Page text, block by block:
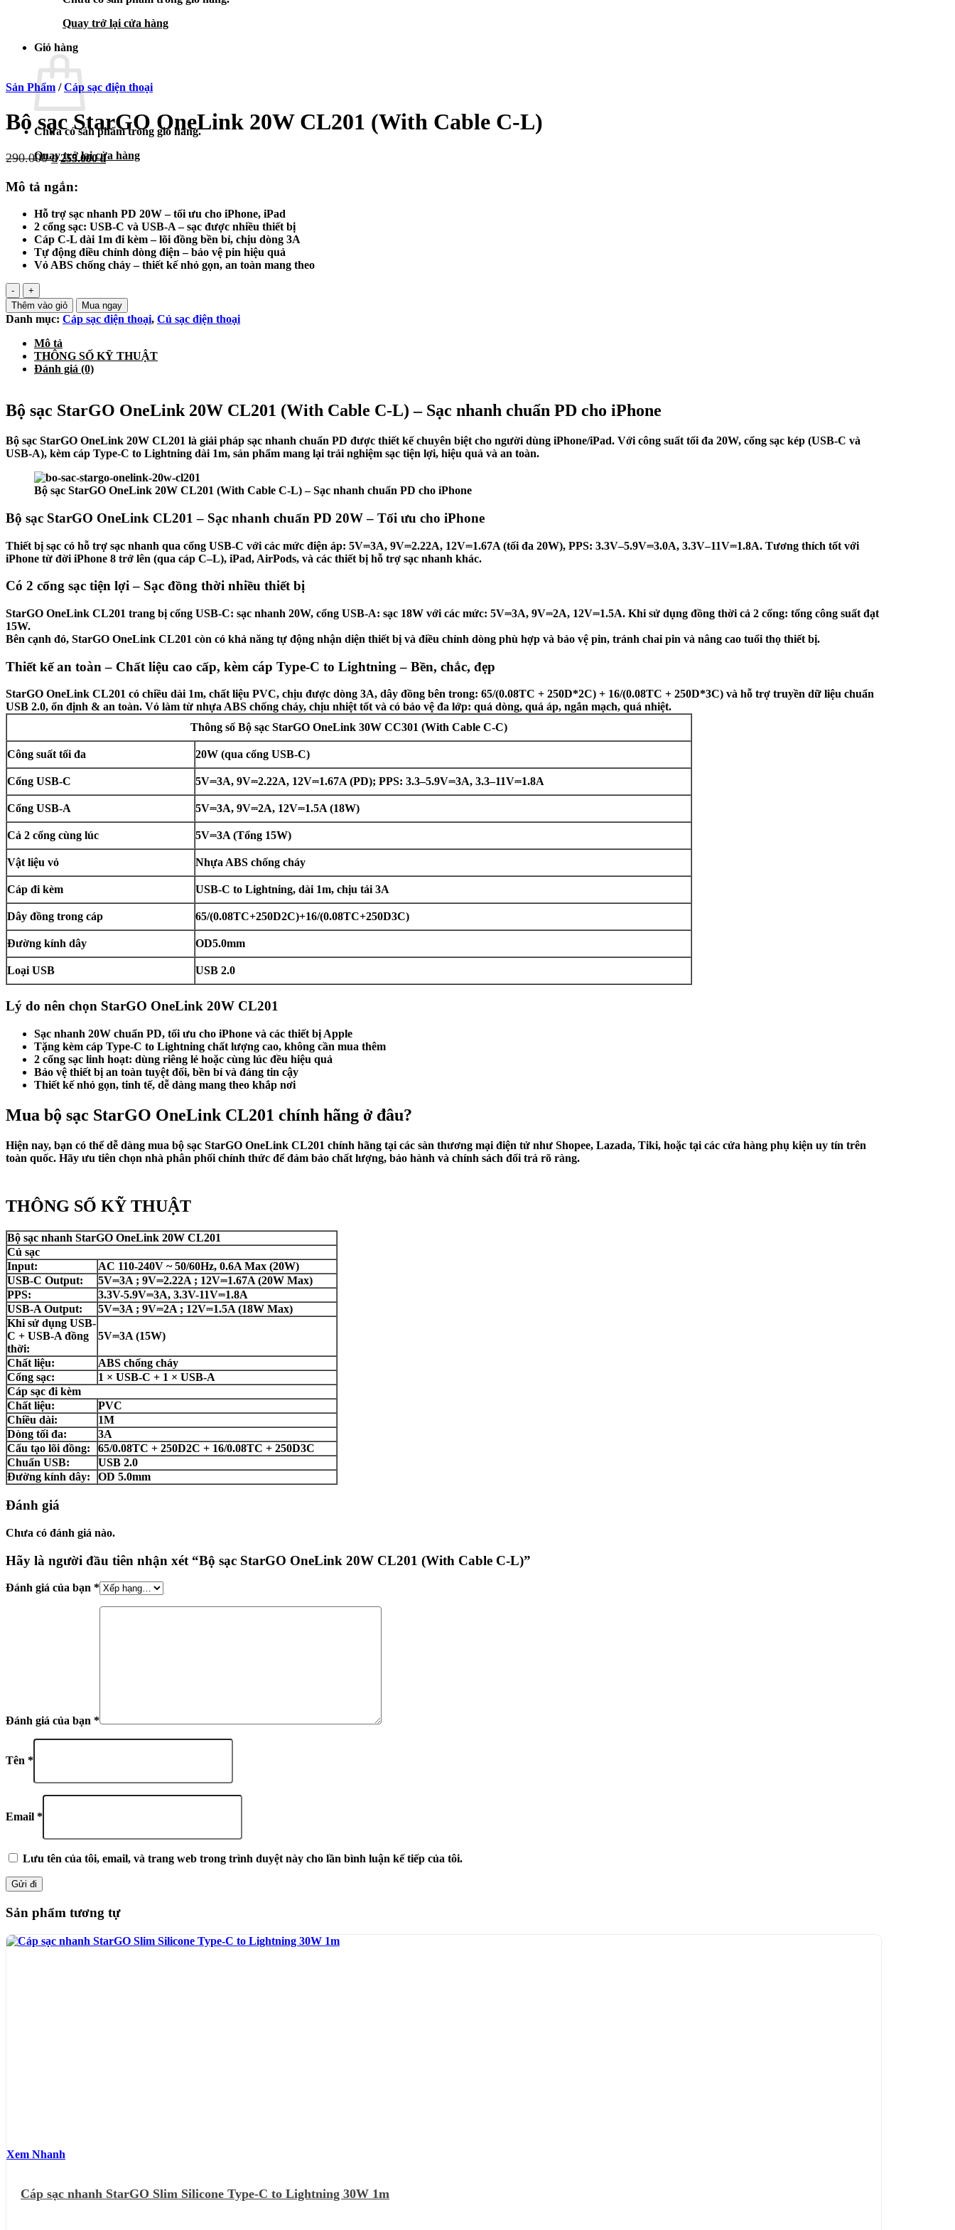
Quay trở lại cửa hàng
Giỏ hàng
Chưa có sản phẩm trong giỏ hàng.
Quay trở lại cửa hàng
Sản Phẩm / Cáp sạc điện thoại
Bộ sạc StarGO OneLink 20W CL201 (With Cable C-L)
290.000₫Giá
là:
290.000 ₫.
255.000₫Giá
255.000 ₫.
Mô tả ngắn:
Hỗ trợ sạc nhanh PD 20W – tối ưu cho iPhone, iPad
2 cổng sạc: USB-C và USB-A – sạc được nhiều thiết bị
Cáp C-L dài 1m đi kèm – lõi đồng bền bỉ, chịu dòng 3A
Tự động điều chỉnh dòng điện – bảo vệ pin hiệu quả
Vỏ ABS chống cháy – thiết kế nhỏ gọn, an toàn mang theo
Bộ
sạc
StarGO
OneLink
20W
CL201
(With
Cable
L)
số
Thêm vào giỏ Mua ngay
Danh mục: Cáp sạc điện thoại, Củ sạc điện thoại
Mô tả
THÔNG SỐ KỸ THUẬT
Đánh giá (0)
Bộ sạc StarGO OneLink 20W CL201 (With Cable C-L) – Sạc nhanh chuẩn PD cho iPhone
Bộ sạc StarGO OneLink 20W CL201 là giải pháp sạc nhanh chuẩn PD được thiết kế chuyên biệt cho người dùng iPhone/iPad. Với công suất tối đa 20W, cổng sạc kép (USB-C và
USB-A), kèm cáp Type-C to Lightning dài 1m, sản phẩm mang lại trải nghiệm sạc tiện lợi, hiệu quả và an toàn.
Bộ sạc StarGO OneLink 20W CL201 (With Cable C-L) – Sạc nhanh chuẩn PD cho iPhone
Bộ sạc StarGO OneLink CL201 – Sạc nhanh chuẩn PD 20W – Tối ưu cho iPhone
Thiết bị sạc có hỗ trợ sạc nhanh qua cổng USB-C với các mức điện áp: 5V⎓3A, 9V⎓2.22A, 12V⎓1.67A (tối đa 20W), PPS: 3.3V–5.9V⎓3.0A, 3.3V–11V⎓1.8A. Tương thích tốt với
iPhone từ đời iPhone 8 trở lên (qua cáp C–L), iPad, AirPods, và các thiết bị hỗ trợ sạc nhanh khác.
Có 2 cổng sạc tiện lợi – Sạc đồng thời nhiều thiết bị
StarGO OneLink CL201 trang bị cổng USB-C: sạc nhanh 20W, cổng USB-A: sạc 18W với các mức: 5V⎓3A, 9V⎓2A, 12V⎓1.5A. Khi sử dụng đồng thời cả 2 cổng: tổng công suất đạt
15W.
Bên cạnh đó, StarGO OneLink CL201 còn có khả năng tự động nhận diện thiết bị và điều chỉnh dòng phù hợp và bảo vệ pin, tránh chai pin và nâng cao tuổi thọ thiết bị.
Thiết kế an toàn – Chất liệu cao cấp, kèm cáp Type-C to Lightning – Bền, chắc, đẹp
StarGO OneLink CL201 có chiều dài 1m, chất liệu PVC, chịu được dòng 3A, dây đồng bên trong: 65/(0.08TC + 250D*2C) + 16/(0.08TC + 250D*3C) và hỗ trợ truyền dữ liệu chuẩn
USB 2.0, ổn định & an toàn. Vỏ làm từ nhựa ABS chống cháy, chịu nhiệt tốt và có bảo vệ đa lớp: quá dòng, quá áp, ngắn mạch, quá nhiệt.
Thông số Bộ sạc StarGO OneLink 30W CC301 (With Cable C-C)
Công suất tối đa 20W (qua cổng USB-C)
Cổng USB-C 5V⎓3A, 9V⎓2.22A, 12V⎓1.67A (PD); PPS: 3.3–5.9V⎓3A, 3.3–11V⎓1.8A
Cổng USB-A 5V⎓3A, 9V⎓2A, 12V⎓1.5A (18W)
Cả 2 cổng cùng lúc 5V⎓3A (Tổng 15W)
Vật liệu vỏ Nhựa ABS chống cháy
Cáp đi kèm USB-C to Lightning, dài 1m, chịu tải 3A
Dây đồng trong cáp 65/(0.08TC+250D2C)+16/(0.08TC+250D3C)
Đường kính dây OD5.0mm
Loại USB USB 2.0
Lý do nên chọn StarGO OneLink 20W CL201
Sạc nhanh 20W chuẩn PD, tối ưu cho iPhone và các thiết bị Apple
Tặng kèm cáp Type-C to Lightning chất lượng cao, không cần mua thêm
2 cổng sạc linh hoạt: dùng riêng lẻ hoặc cùng lúc đều hiệu quả
Bảo vệ thiết bị an toàn tuyệt đối, bền bỉ và đáng tin cậy
Thiết kế nhỏ gọn, tinh tế, dễ dàng mang theo khắp nơi
Mua bộ sạc StarGO OneLink CL201 chính hãng ở đâu?
Hiện nay, bạn có thể dễ dàng mua bộ sạc StarGO OneLink CL201 chính hãng tại các sàn thương mại điện tử như Shopee, Lazada, Tiki, hoặc tại các cửa hàng phụ kiện uy tín trên
toàn quốc. Hãy ưu tiên chọn nhà phân phối chính thức để đảm bảo chất lượng, bảo hành và chính sách đổi trả rõ ràng.
THÔNG SỐ KỸ THUẬT
Bộ sạc nhanh StarGO OneLink 20W CL201
Củ sạc
Input:
AC 110-240V ~ 50/60Hz, 0.6A Max (20W)
USB-C Output:
5V⎓3A ; 9V⎓2.22A ; 12V⎓1.67A (20W Max)
PPS:
3.3V-5.9V⎓3A, 3.3V-11V⎓1.8A
USB-A Output:
5V⎓3A ; 9V⎓2A ; 12V⎓1.5A (18W Max)
Khi sử dụng USB-
C + USB-A đồng
thời:
5V⎓3A (15W)
Chất liệu:
ABS chống cháy
Cổng sạc:
1 × USB-C + 1 × USB-A
Cáp sạc đi kèm
Chất liệu:
PVC
Chiều dài:
1M
Dòng tối đa:
3A
Cấu tạo lõi đồng:
65/0.08TC + 250D2C + 16/0.08TC + 250D3C
Chuẩn USB:
USB 2.0
Đường kính dây:
OD 5.0mm
Đánh giá
Chưa có đánh giá nào.
Hãy là người đầu tiên nhận xét “Bộ sạc StarGO OneLink 20W CL201 (With Cable C-L)”
Đánh giá của bạn *
Đánh giá của bạn *
Tên *
Email *
Lưu tên của tôi, email, và trang web trong trình duyệt này cho lần bình luận kế tiếp của tôi.
Sản phẩm tương tự
Xem Nhanh
Cáp sạc nhanh StarGO Slim Silicone Type-C to Lightning 30W 1m